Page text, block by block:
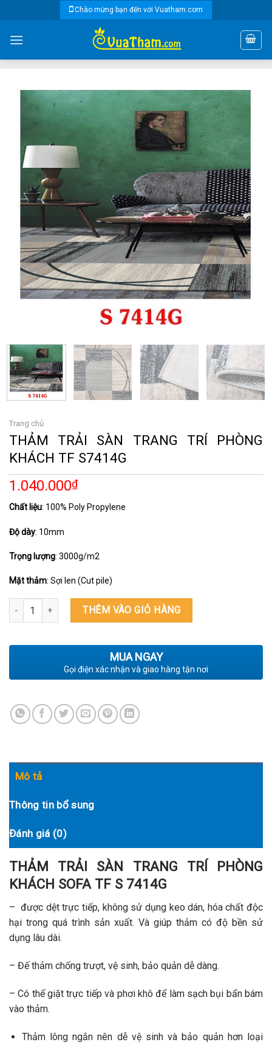
content
Chào mừng bạn đến với Vuatham.com
Trang chủ
THẢM TRẢI SÀN TRANG TRÍ PHÒNG
KHÁCH TF S7414G
1.040.000₫
Chất liệu: 100% Poly Propylene
Độ dày: 10mm
Trọng lượng: 3000g/m2
Mặt thảm: Sợi len (Cut pile)
THẢM TRẢI SÀN TRANG TRÍ PHÒNG KHÁCH TF S7414G số lượng
THÊM VÀO GIỎ HÀNG
MUA NGAY
Gọi điện xác nhận và giao hàng tận nơi
Mô tả
Thông tin bổ sung
Đánh giá (0)
THẢM TRẢI SÀN TRANG TRÍ PHÒNG
KHÁCH SOFA TF S 7414G
– được dệt trực tiếp, không sử dụng keo dán, hóa chất độc
hại trong quá trình sản xuất. Và giúp thảm có độ bền sử
dụng lâu dài.
– Đế thảm chống trượt, vệ sinh, bảo quản dễ dàng.
– Có thể giặt trực tiếp và phơi khô để làm sạch bụi bẩn bám
vào thảm.
Thảm lông ngắn nên dễ vệ sinh và bảo quản hơn loại